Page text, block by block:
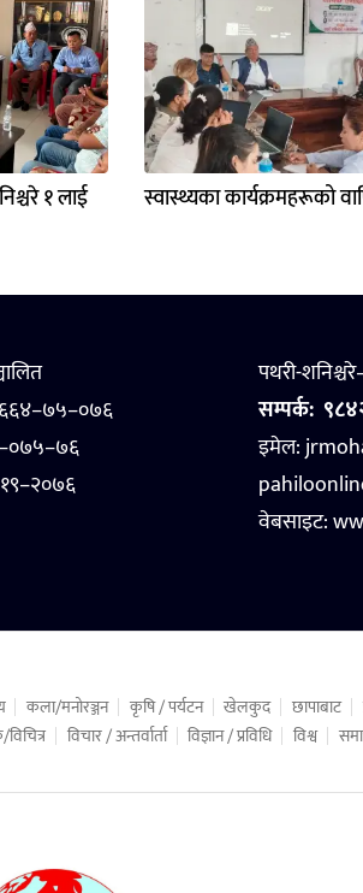
१ लाई स्वास्थ्यका कार्यक्रमहरूको
पथरी-
सम्पर्क:
इमेल:
वेबसाइट:
कला/मनोरञ्जन कृषि / पर्यटन खेलकुद छापाबाट
विचार / अन्तर्वार्ता विज्ञान / प्रविधि विश्व